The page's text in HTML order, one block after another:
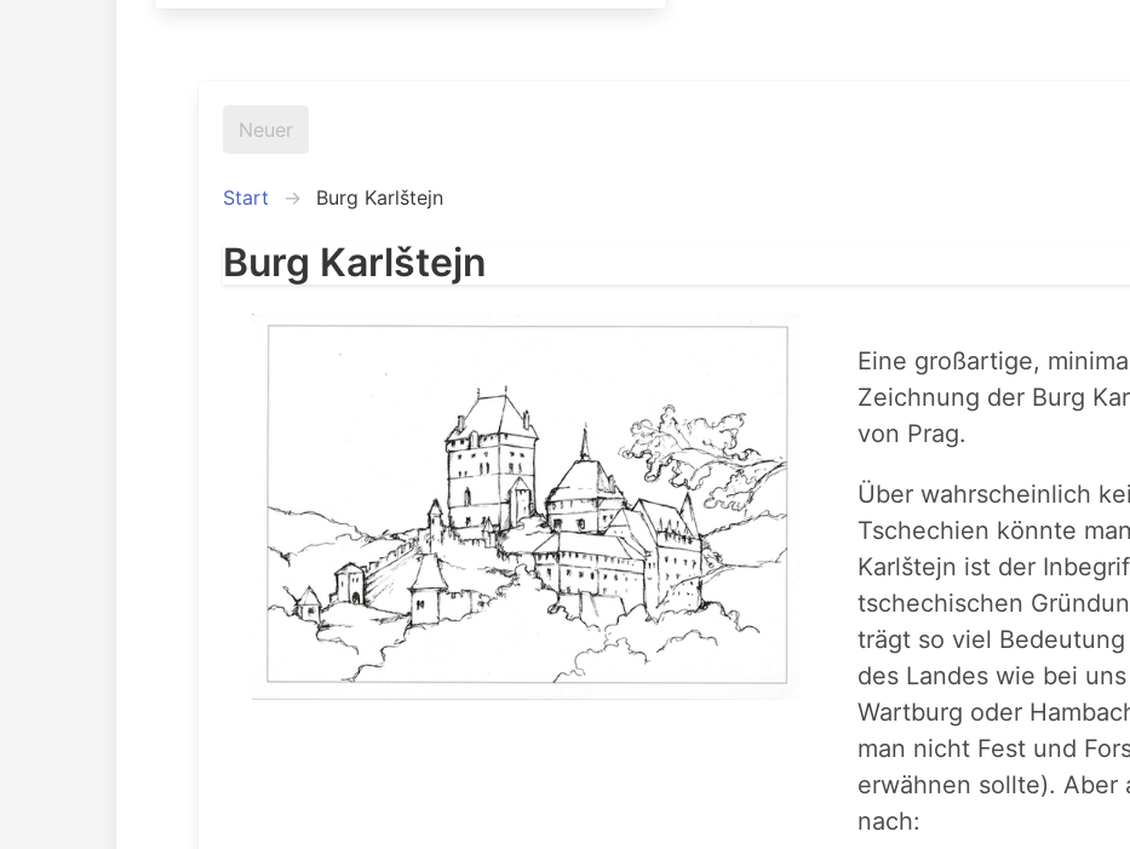
Neuer
Start Burg Karlštejn
Burg Karlštejn
Eine großartige,
Zeichnung der Burg
von Prag.
Über wahrscheinlich
Tschechien könnte
Karlštejn ist der
tschechischen
trägt so viel
des Landes wie bei
Wartburg oder
man nicht Fest und
erwähnen sollte). Aber
nach: